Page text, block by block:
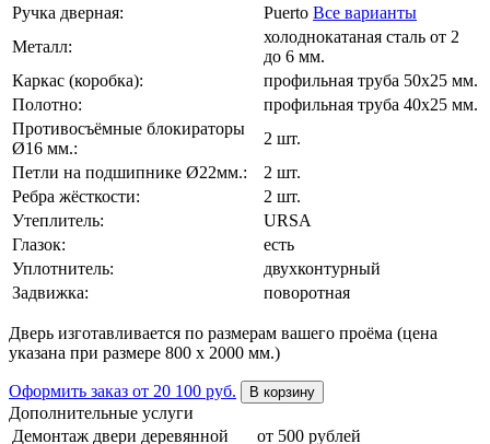
Ручка дверная:
Puerto Все варианты
Металл:
холоднокатаная сталь от 2
до 6 мм.
Каркас (коробка):
профильная труба 50х25 мм.
Полотно:
профильная труба 40х25 мм.
Противосъёмные блокираторы
Ø16 мм.:
2 шт.
Петли на подшипнике Ø22мм.:
2 шт.
Ребра жёсткости:
2 шт.
Утеплитель:
URSA
Глазок:
есть
Уплотнитель:
двухконтурный
Задвижка:
поворотная
Дверь изготавливается по размерам вашего проёма (цена
указана при размере 800 х 2000 мм.)
Оформить заказ от 20 100 руб. В корзину
Дополнительные услуги
Демонтаж двери деревянной
от 500 рублей